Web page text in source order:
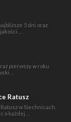
5 dni oraz
…
pierwszy w roku
…
Ratusz
w Siechnicach.
o każdej …